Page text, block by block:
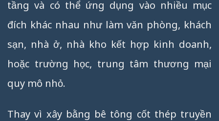
tầng và có thể ứng dụng vào nhiều mục
đích khác nhau như làm văn phòng, khách
sạn, nhà ở, nhà kho kết hợp kinh doanh,
hoặc trường học, trung tâm thương mại
quy mô nhỏ.
Thay vì xây bằng bê tông cốt thép truyền